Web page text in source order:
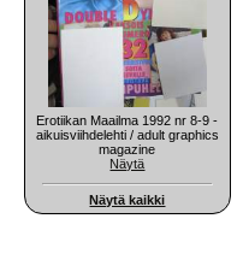
Erotiikan Maailma 1992 nr 8-9 -
aikuisviihdelehti / adult graphics
magazine
Näytä
Näytä kaikki